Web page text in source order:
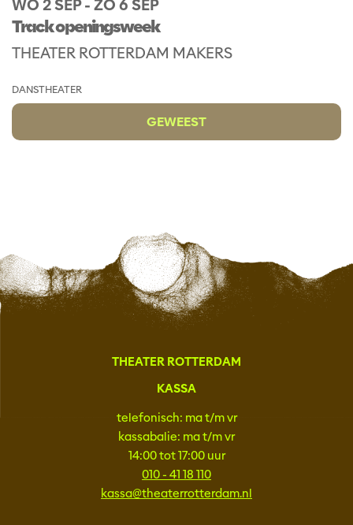
Track openingsweek
THEATER ROTTERDAM MAKERS
WO 2 SEP- ZO 6 SEP
DANSTHEATER
GEWEEST
THEATER ROTTERDAM
KASSA
telefonisch: ma t/m vr
kassabalie: ma t/m vr
14:00 tot 17:00 uur
010 - 41 18 110
kassa@theaterrotterdam.nl